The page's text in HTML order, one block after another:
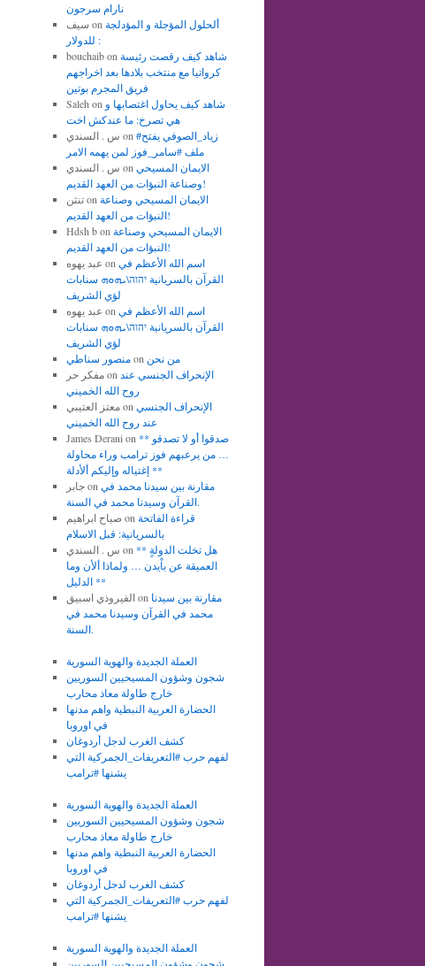
نارام سرجون
سيف on ألحلول المؤجلة و المؤدلجة
للدولار :
bouchaibon شاهد كيف رقصت رئيسة
كرواتيا مع منتخب بلادها بعد اخراجهم
فريق المجرم بوتين
Saleh on شاهد كيف يحاول اغتصابها و
هي تصرخ: ما عندكش اخت
س . السندي on #زياد_الصوفي يفتح
ملف #سامر_فوز لمن يهمه الامر
س . السندي on الايمان المسيحي
وصناعة النبؤات من العهد القديم!
تنثنon الايمان المسيحي وصناعة
النبؤات من العهد القديم!
Hdsh bon الايمان المسيحي وصناعة
النبؤات من العهد القديم!
عبد يهوه on اسم الله الأعظم في
القرآن بالسريانية יהוה\ܝܗܘܗ سنابات
لؤي الشريف
عبد يهوه on اسم الله الأعظم في
القرآن بالسريانية יהוה\ܝܗܘܗ سنابات
لؤي الشريف
منصور سناطيon من نحن
مفكر حرon الإنحراف الجنسي عند
روح الله الخميني
معتز العتيبيon الإنحراف الجنسي
عند روح الله الخميني
James Derani on ** صدقوا أو لا تصدقو
… من يرعبهم فوز ترامب وراء محاولة
إغتياله وإليكم ألأدلة **
جابرon مقارنة بين سيدنا محمد في
القرآن وسيدنا محمد في السنة.
صباح ابراهيمon قراءة الفاتحة
بالسريانية: قبل الاسلام
س . السندي on ** هل تخلت الدولةٍ
العميقة عن باْيدن … ولماذا ألأن وما
الدليل **
الفيروذي اسبيقon مقارنة بين سيدنا
محمد في القرآن وسيدنا محمد في
السنة.
العملة الجديدة والهوية السورية
شجون وشؤون المسيحيين السوريين
خارج طاولة معاذ محارب
الحضارة العربية النبطية واهم مدنها
في اوروبا
كشف الغرب لدجل أردوغان
لفهم حرب #التعريفات_الجمركية التي
يشنها #ترامب
العملة الجديدة والهوية السورية
شجون وشؤون المسيحيين السوريين
خارج طاولة معاذ محارب
الحضارة العربية النبطية واهم مدنها
في اوروبا
كشف الغرب لدجل أردوغان
لفهم حرب #التعريفات_الجمركية التي
يشنها #ترامب
العملة الجديدة والهوية السورية